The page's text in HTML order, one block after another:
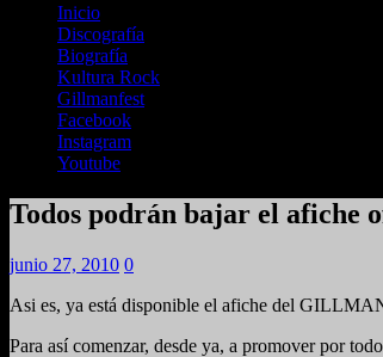
Inicio
Discografía
Biografía
Kultura Rock
Gillmanfest
Facebook
Instagram
Youtube
Todos podrán bajar el afiche
junio 27, 2010 0
Asi es, ya está disponible el afiche del
Para así comenzar, desde ya, a promover por